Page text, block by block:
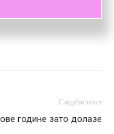
Следећи текст
године зато долазе